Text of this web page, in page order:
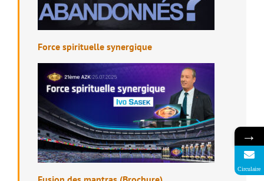
Force spirituelle synergique
→
Circulaire